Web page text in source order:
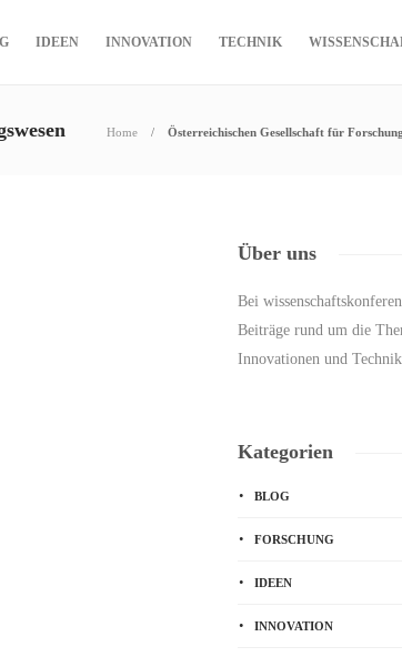
IDEEN INNOVATION TECHNIK
Home Österreichischen Gesellschaft für
Über uns
Bei
Beiträge rund um die
Innovationen und
Kategorien
BLOG
FORSCHUNG
IDEEN
INNOVATION